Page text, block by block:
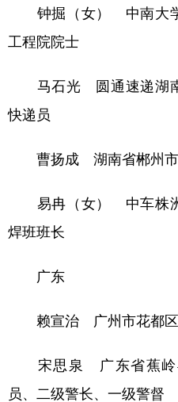
钟掘（女） 中南大学
工程院院士
马石光 圆通速递湖南
快递员
曹扬成 湖南省郴州市
易冉（女） 中车株洲
焊班班长
广东
赖宣治 广州市花都区
宋思泉 广东省蕉岭
员、二级警长、一级警督